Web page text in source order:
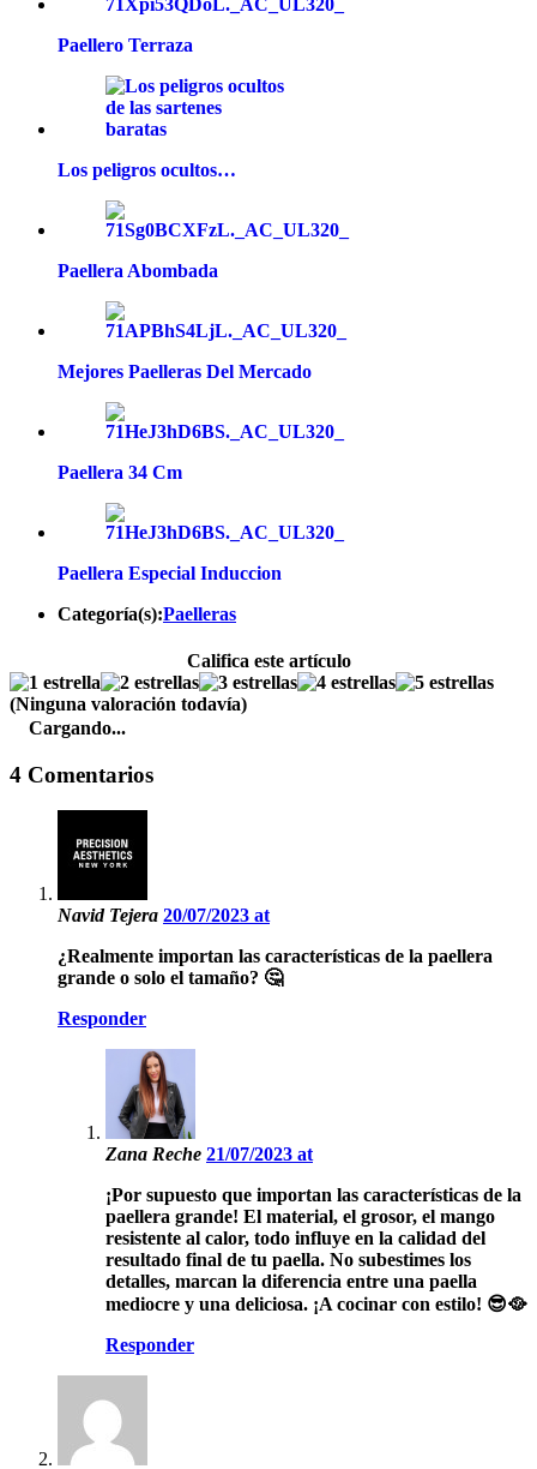
Paellero Terraza
Los peligros ocultos…
Paellera Abombada
Mejores Paelleras Del Mercado
Paellera 34 Cm
Paellera Especial Induccion
Categoría(s):Paelleras
Califica este artículo
(Ninguna valoración todavía)
Cargando...
4 Comentarios
Navid Tejera 20/07/2023 at
¿Realmente importan las características de la paellera
grande o solo el tamaño? 🤔
Responder
Zana Reche 21/07/2023 at
¡Por supuesto que importan las características de la
paellera grande! El material, el grosor, el mango
resistente al calor, todo influye en la calidad del
resultado final de tu paella. No subestimes los
detalles, marcan la diferencia entre una paella
mediocre y una deliciosa. ¡A cocinar con estilo! 😎🥘
Responder